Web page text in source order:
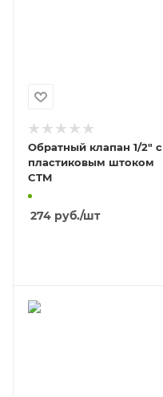
Обратный клапан 1/2" с
пластиковым штоком
CTM
274 руб./шт